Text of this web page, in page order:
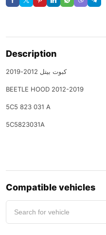
Description
كبوت بيتل 2012-2019
BEETLE HOOD 2012-2019
5C5 823 031 A
5C5823031A
Compatible vehicles